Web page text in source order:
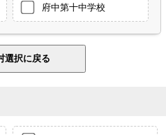
府中第十中学校